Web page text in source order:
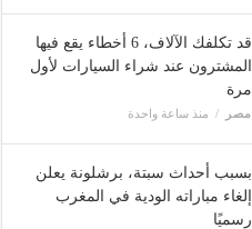
قد تكلفك الآلاف، 6 أخطاء يقع فيها
المشترون عند شراء السيارات لأول
مرة
مصر منذ ساعة واحدة
بسبب أحداث سبتة، برشلونة يعلن
إلغاء مباراته الودية في المغرب
رسميًا